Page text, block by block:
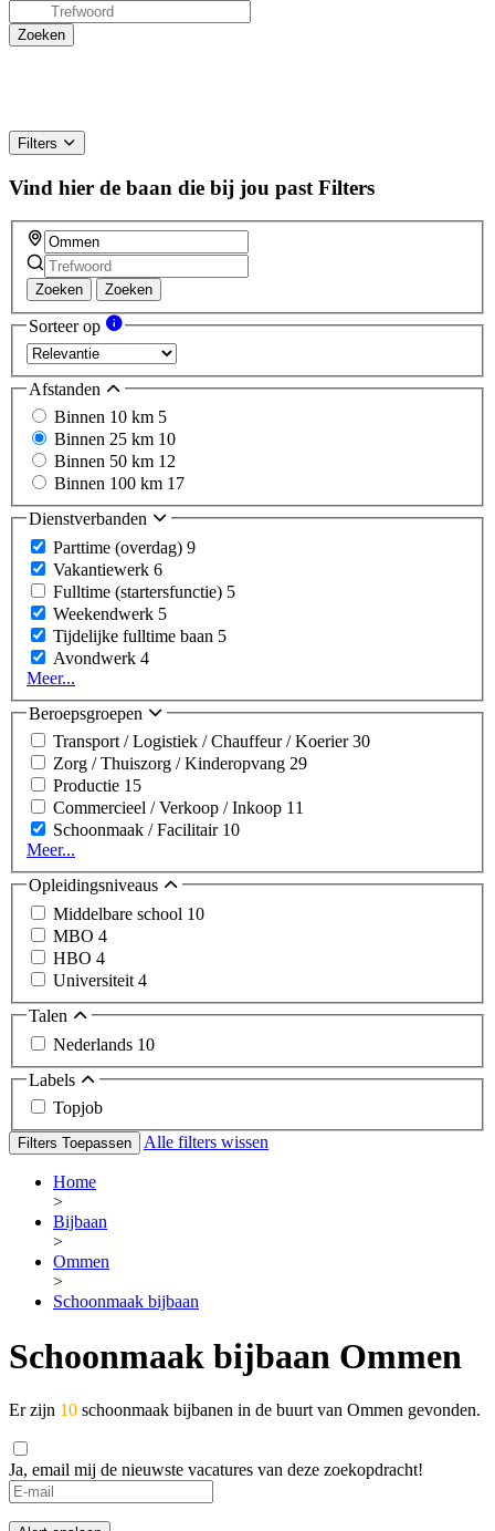
Filters
Vind hier de baan die bij jou past Filters
Zoeken Zoeken
Sorteer op
Afstanden
Binnen 10 km 5
Binnen 25 km 10
Binnen 50 km 12
Binnen 100 km 17
Dienstverbanden
Parttime (overdag) 9
Vakantiewerk 6
Fulltime (startersfunctie) 5
Weekendwerk 5
Tijdelijke fulltime baan 5
Avondwerk 4
Meer...
Beroepsgroepen
Transport / Logistiek / Chauffeur / Koerier30
Zorg / Thuiszorg / Kinderopvang 29
Productie 15
Commercieel / Verkoop / Inkoop 11
Schoonmaak / Facilitair 10
Meer...
Opleidingsniveaus
Middelbare school 10
MBO 4
HBO 4
Universiteit 4
Talen
Nederlands 10
Labels
Topjob
Filters Toepassen Alle filters wissen
Home
>
Bijbaan
>
Ommen
>
Schoonmaak bijbaan
Schoonmaak bijbaan Ommen
Er zijn 10 schoonmaak bijbanen in de buurt van Ommen gevonden.
Ja, email mij de nieuwste vacatures van deze zoekopdracht!